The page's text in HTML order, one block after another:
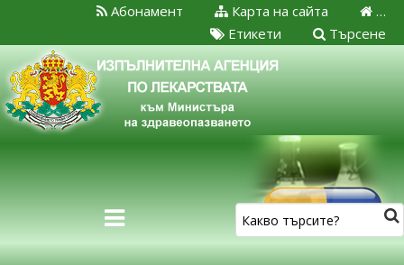
…
Карта на сайта
Абонамент
Търсене
Етикети